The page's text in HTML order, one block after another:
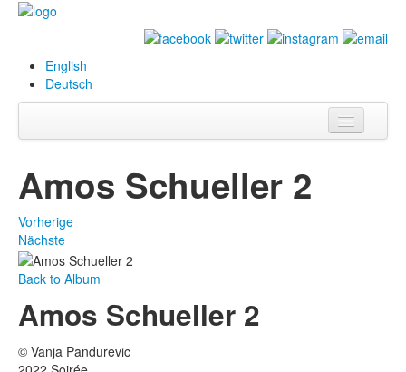
English
Deutsch
Biografie
Ausstellungen
& Projekte
Events
Amos Schueller 2
Vorherige
Nächste
Back to Album
Amos Schueller 2
© Vanja Pandurevic